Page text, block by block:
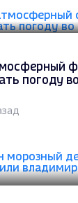
погоду